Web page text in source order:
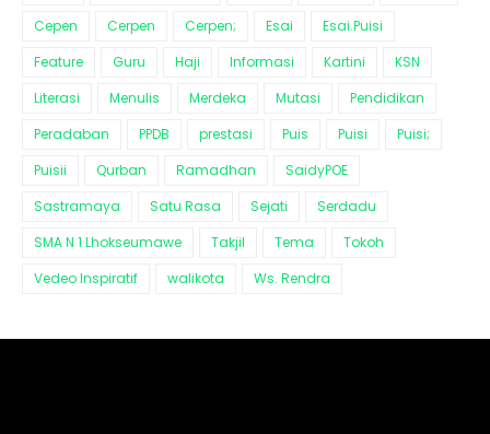
Cepen
Cerpen Cerpen; Esai
Esai.Puisi
Feature
Guru Haji Informasi Kartini
KSN
Literasi
Menulis Merdeka Mutasi
Pendidikan
Peradaban
PPDB prestasi Puis Puisi
Puisi;
Puisii
Qurban Ramadhan
SaidyPOE
Sastramaya
Satu Rasa Sejati
Serdadu
SMA N 1 Lhokseumawe
Takjil Tema
Tokoh
Vedeo Inspiratif
walikota Ws. Rendra